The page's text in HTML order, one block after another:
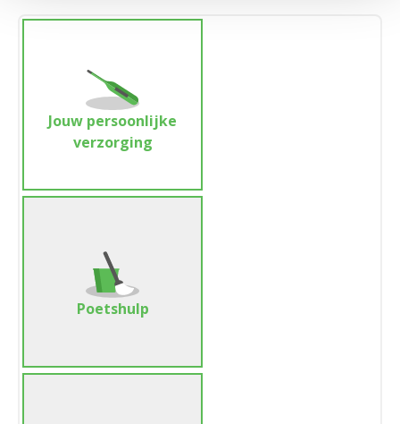
Jouw persoonlijke
verzorging
Poetshulp